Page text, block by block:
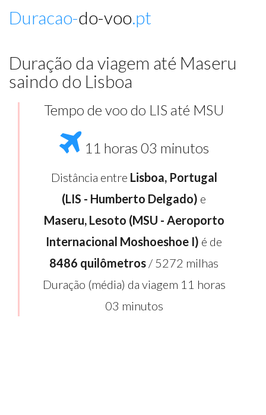
Duracao-do-voo.pt
Duração da viagem até Maseru
saindo do Lisboa
Tempo de voo do LIS até MSU
11 horas 03 minutos
Distância entre Lisboa, Portugal
(LIS - Humberto Delgado) e
Maseru, Lesoto (MSU - Aeroporto
Internacional Moshoeshoe I) é de
8486 quilômetros / 5272 milhas
Duração (média) da viagem 11 horas
03 minutos